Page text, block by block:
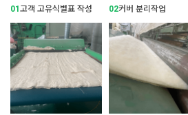
01고객 고유식별표 작성 02커버 분리작업